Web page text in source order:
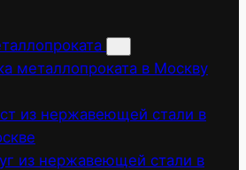
металлопроката в Москву
из нержавеющей стали в
из нержавеющей стали в